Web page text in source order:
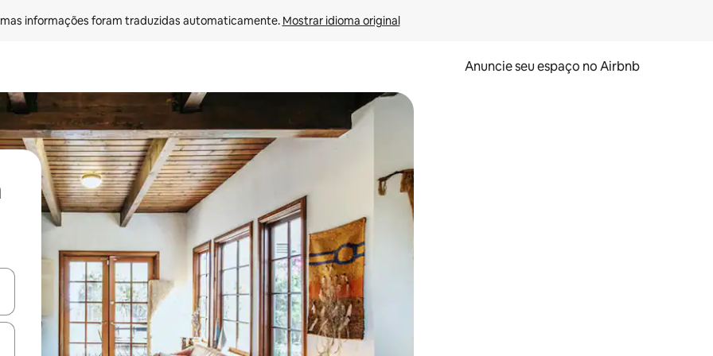
informações foram traduzidas automaticamente. Mostrar idioma original
Anuncie seu espaço no Airbnb
os usando as seta para cima e para baixo do teclado ou tocando e deslizando o dedo na tela.